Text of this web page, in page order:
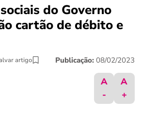
do Governo
cartão de débito e
artigo Publicação: 08/02/2023
A
-
A
+